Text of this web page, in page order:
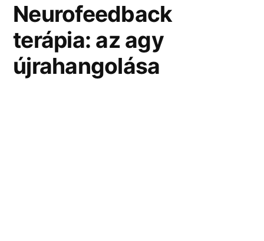
Neurofeedback
terápia: az agy
újrahangolása